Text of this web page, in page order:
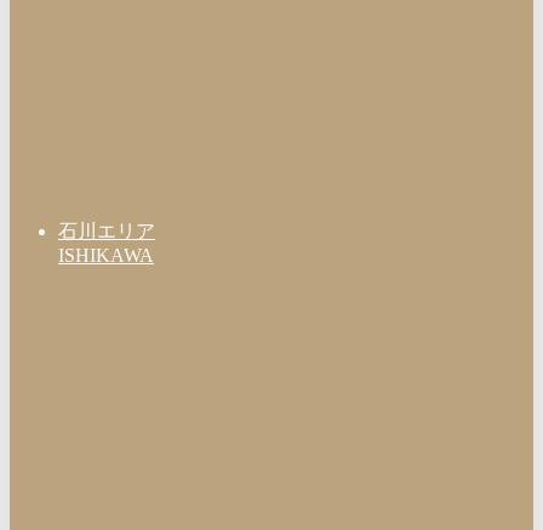
石川エリア
ISHIKAWA